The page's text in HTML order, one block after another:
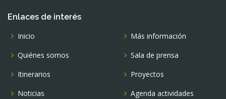
Enlaces de interés
Inicio
Quiénes somos
Itinerarios
Noticias
Más información
Sala de prensa
Proyectos
Agenda actividades